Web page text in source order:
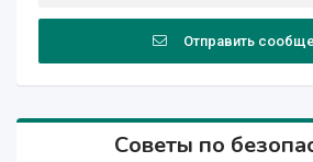
Отправить
Советы по